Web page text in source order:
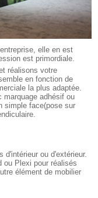
elle en est
est primordiale.
réalisons votre
en fonction de
la plus adaptée.
marquage adhésif ou
simple face(pose sur
d'intérieur ou d'extérieur.
ou Plexi pour réalisés
élément de mobilier